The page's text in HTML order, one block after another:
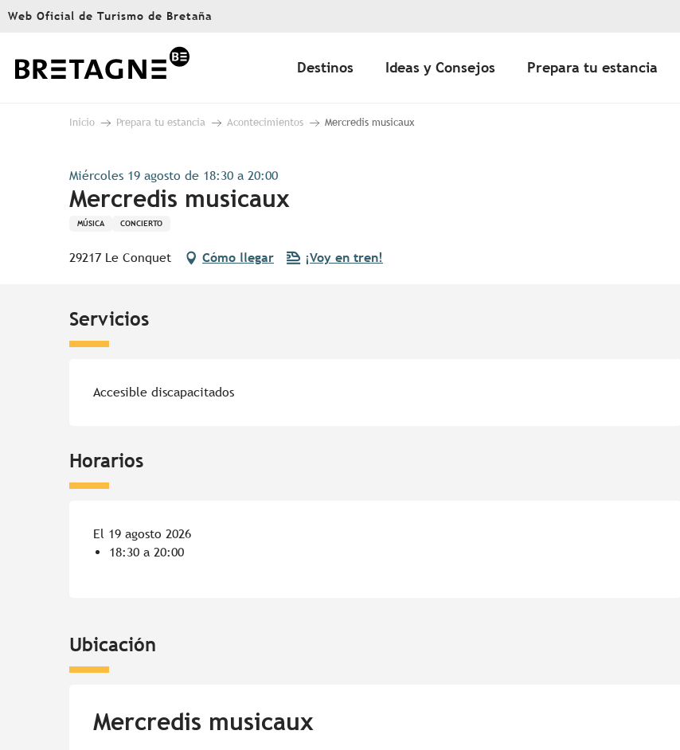
Aller
principal
Web Oficial de Turismo de Bretaña
Destinos Ideas y Consejos Prepara tu estancia
Inicio Prepara tu estancia Acontecimientos Mercredis musicaux
Miércoles 19 agosto de 18:30 a 20:00
Mercredis musicaux
MÚSICA CONCIERTO
29217 Le Conquet Cómo llegar ¡Voy en tren!
Servicios
Accesible discapacitados
Horarios
El 19 agosto 2026
18:30 a 20:00
Ubicación
Mercredis musicaux